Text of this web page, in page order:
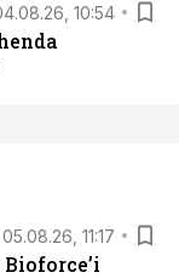
10:54
05.08.26, 11:17